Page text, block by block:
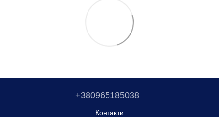
+380965185038
Контакти